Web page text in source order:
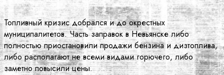
Топливный кризис добрался и до окрестных
муниципалитетов. Часть заправок в Невьянске либо
полностью приостановили продажи бензина и дизтоплива,
либо располагают не всеми видами горючего, либо
заметно повысили цены.